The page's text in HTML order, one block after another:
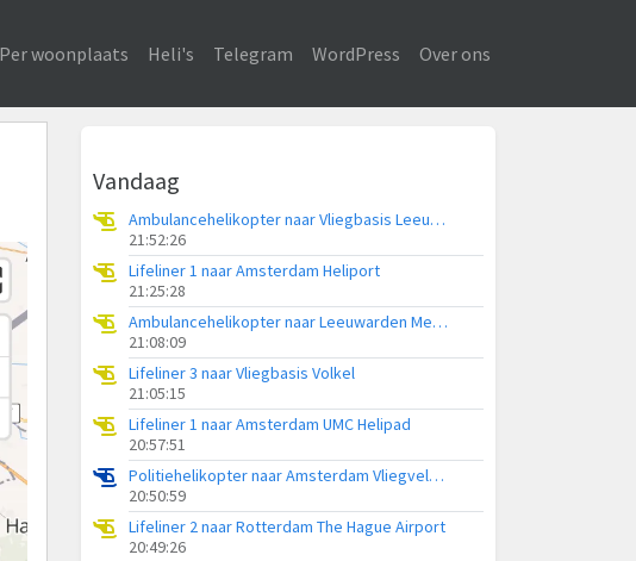
Per woonplaats Heli's Telegram WordPress Over ons
Vandaag
Ambulancehelikopter naar Vliegbasis Leeuwarden
21:52:26
Lifeliner 1 naar Amsterdam Heliport
21:25:28
Ambulancehelikopter naar Leeuwarden Medical Center Heliport
21:08:09
Lifeliner 3 naar Vliegbasis Volkel
21:05:15
Lifeliner 1 naar Amsterdam UMC Helipad
20:57:51
Politiehelikopter naar Amsterdam Vliegveld Schiphol
20:50:59
Lifeliner 2 naar Rotterdam The Hague Airport
20:49:26